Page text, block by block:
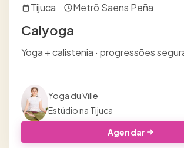
Tijuca Metrô Saens Peña
Calyoga
Yoga + calistenia · progressões
Yoga du Ville
Estúdio na Tijuca
Agendar